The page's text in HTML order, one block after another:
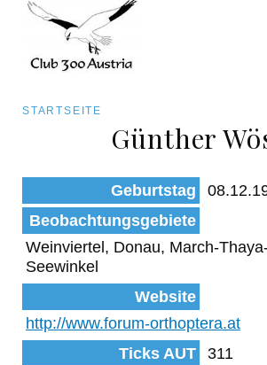
zum
Inhalt
Pfadnavigation
STARTSEITE
Günther
Geburtstag
Beobachtungsgebiete
Weinviertel, Donau, March-
Seewinkel
Website
http://www.forum-orthoptera.at
Ticks AUT
311
Art/Species
Status
Kategorie für die Österreich-Liste
Beobachtungen